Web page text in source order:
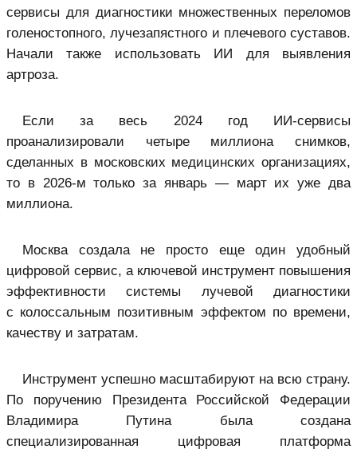
сервисы для диагностики множественных переломов
голеностопного, лучезапястного и плечевого суставов.
Начали также использовать ИИ для выявления
артроза.
Если за весь 2024 год ИИ-сервисы
проанализировали четыре миллиона снимков,
сделанных в московских медицинских организациях,
то в 2026-м только за январь — март их уже два
миллиона.
Москва создала не просто еще один удобный
цифровой сервис, а ключевой инструмент повышения
эффективности системы лучевой диагностики
с колоссальным позитивным эффектом по времени,
качеству и затратам.
Инструмент успешно масштабируют на всю страну.
По поручению Президента Российской Федерации
Владимира Путина была создана
специализированная цифровая платформа